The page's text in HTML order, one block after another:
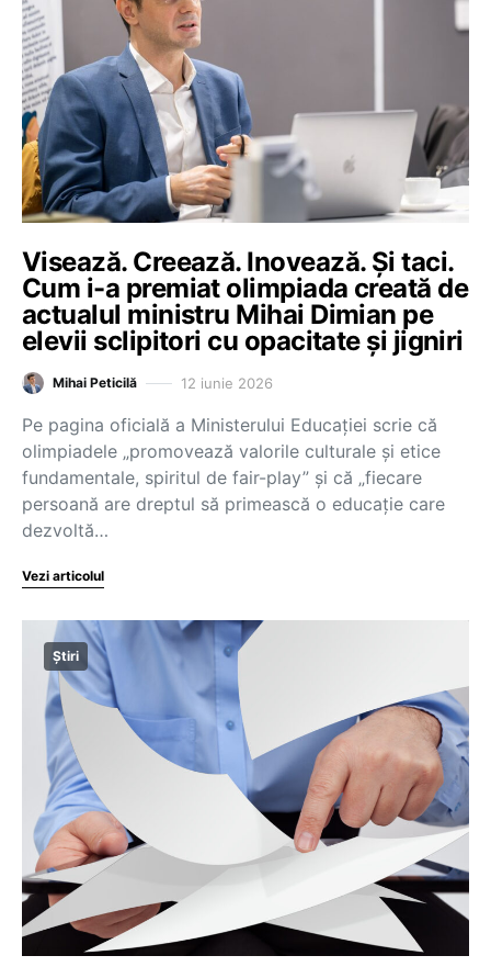
Visează. Creează. Inovează. Și taci.
Cum i-a premiat olimpiada creată de
actualul ministru Mihai Dimian pe
elevii sclipitori cu opacitate și jigniri
Mihai Peticilă 12 iunie 2026
Pe pagina oficială a Ministerului Educației scrie că
olimpiadele „promovează valorile culturale și etice
fundamentale, spiritul de fair-play” și că „fiecare
persoană are dreptul să primească o educație care
dezvoltă…
Vezi articolul
Știri